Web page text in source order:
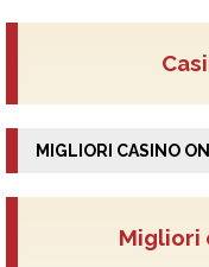
MIGLIORI CASINO
Migliori